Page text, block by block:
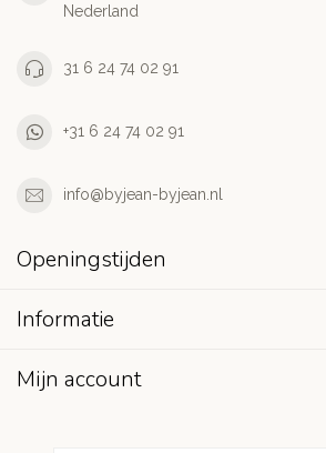
Nederland
31 6 24 74 02 91
+31 6 24 74 02 91
info@byjean-byjean.nl
Openingstijden
Informatie
Mijn account